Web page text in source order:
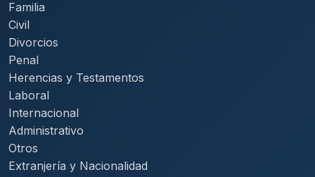
Familia
Civil
Divorcios
Penal
Herencias y Testamentos
Laboral
Internacional
Administrativo
Otros
Extranjería y Nacionalidad